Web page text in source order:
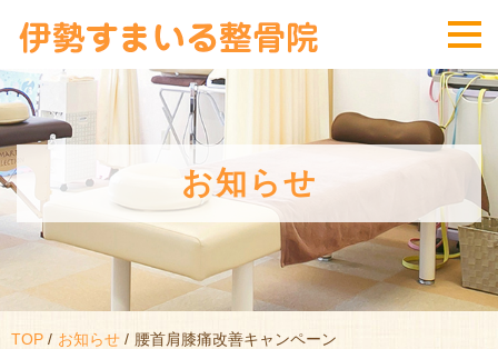
お知らせ
TOP お知らせ 腰首肩膝痛改善キャンペーン